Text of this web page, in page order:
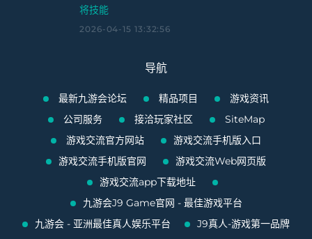
将技能
2026-04-15 13:32:56
导航
最新九游会论坛 精品项目
游戏资讯
公司服务
接洽玩家社区
SiteMap
游戏交流官方网站
游戏交流手机版入口
游戏交流手机版官网
游戏交流Web网页版
游戏交流app下载地址
九游会J9 Game官网 - 最佳游戏平台
九游会 - 亚洲最佳真人娱乐平台
J9真人-游戏第一品牌